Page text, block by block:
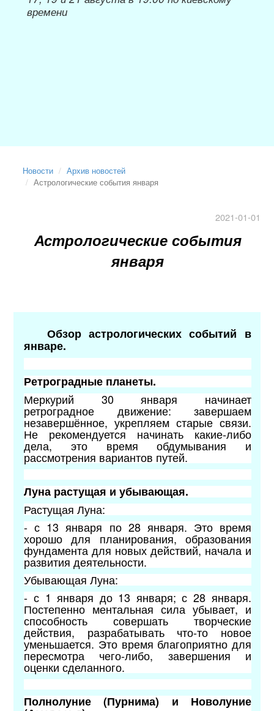
времени
Новости
Архив новостей
Астрологические события января
2021-01-01
Астрологические события
января
Обзор астрологических событий в
январе.
Ретроградные планеты.
Меркурий 30 января начинает
ретроградное движение: завершаем
незавершённое, укрепляем старые связи.
Не рекомендуется начинать какие-либо
дела, это время обдумывания и
рассмотрения вариантов путей.
Луна растущая и убывающая.
Растущая Луна:
- с 13 января по 28 января. Это время
хорошо для планирования, образования
фундамента для новых действий, начала и
развития деятельности.
Убывающая Луна:
- с 1 января до 13 января; с 28 января.
Постепенно ментальная сила убывает, и
способность совершать творческие
действия, разрабатывать что-то новое
уменьшается. Это время благоприятно для
пересмотра чего-либо, завершения и
оценки сделанного.
Полнолуние (Пурнима) и Новолуние